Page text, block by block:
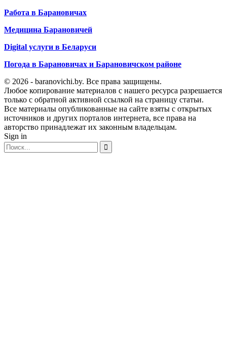
Работа в Барановичах
Медицина Барановичей
Digital услуги в Беларуси
Погода в Барановичах и Барановичском районе
© 2026 - baranovichi.by. Все права защищены.
Любое копирование материалов с нашего ресурса разрешается
только с обратной активной ссылкой на страницу статьи.
Все материалы опубликованные на сайте взяты с открытых
источников и других порталов интернета, все права на
авторство принадлежат их законным владельцам.
Sign in